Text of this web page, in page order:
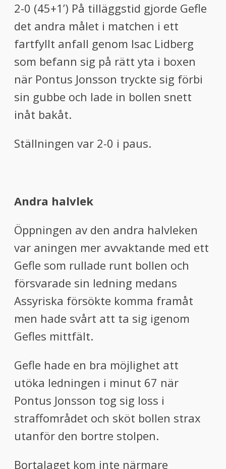
2-0 (45+1’) På tilläggstid gjorde Gefle
det andra målet i matchen i ett
fartfyllt anfall genom Isac Lidberg
som befann sig på rätt yta i boxen
när Pontus Jonsson tryckte sig förbi
sin gubbe och lade in bollen snett
inåt bakåt.
Ställningen var 2-0 i paus.
Andra halvlek
Öppningen av den andra halvleken
var aningen mer avvaktande med ett
Gefle som rullade runt bollen och
försvarade sin ledning medans
Assyriska försökte komma framåt
men hade svårt att ta sig igenom
Gefles mittfält.
Gefle hade en bra möjlighet att
utöka ledningen i minut 67 när
Pontus Jonsson tog sig loss i
straffområdet och sköt bollen strax
utanför den bortre stolpen.
Bortalaget kom inte närmare